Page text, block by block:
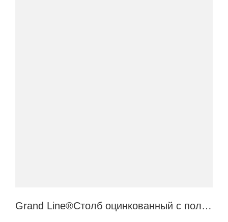
Grand Line®Столб оцинкованный с полимерным покрытием